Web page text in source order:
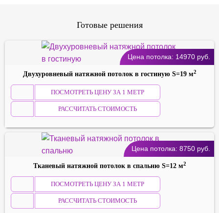
Готовые решения
Цена потолка: 14970 руб.
Двухуровневый натяжной потолок в гостиную S=19 м2
ПОСМОТРЕТЬ ЦЕНУ ЗА 1 МЕТР
РАССЧИТАТЬ СТОИМОСТЬ
Цена потолка: 8750 руб.
Тканевый натяжной потолок в спальню S=12 м2
ПОСМОТРЕТЬ ЦЕНУ ЗА 1 МЕТР
РАССЧИТАТЬ СТОИМОСТЬ